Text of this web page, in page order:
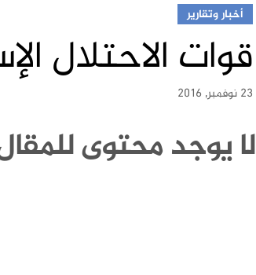
أخبار وتقارير
قوات الاحتلال
23 نوفمبر, 2016
لا يوجد محتوى